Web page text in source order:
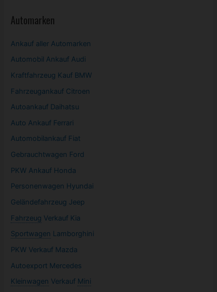
Automarken
Ankauf aller Automarken
Automobil Ankauf Audi
Kraftfahrzeug Kauf BMW
Fahrzeugankauf Citroen
Autoankauf Daihatsu
Auto Ankauf Ferrari
Automobilankauf Fiat
Gebrauchtwagen Ford
PKW Ankauf Honda
Personenwagen Hyundai
Geländefahrzeug Jeep
Fahrzeug Verkauf Kia
Sportwagen Lamborghini
PKW Verkauf Mazda
Autoexport Mercedes
Kleinwagen Verkauf Mini